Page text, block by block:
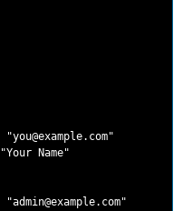
"you@example.com"
Name"